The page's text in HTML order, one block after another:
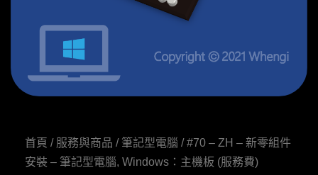
首頁 / 服務與商品 / 筆記型電腦 / #70 – ZH – 新零組件
安裝 – 筆記型電腦, Windows：主機板 (服務費)